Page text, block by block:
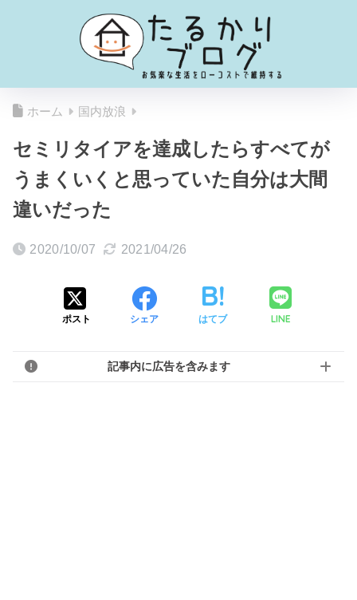
ホーム 国内放浪
セミリタイアを達成したらすべてが
うまくいくと思っていた自分は大間
違いだった
2020/10/07 2021/04/26
ポスト シェア はてブ LINE
記事内に広告を含みます